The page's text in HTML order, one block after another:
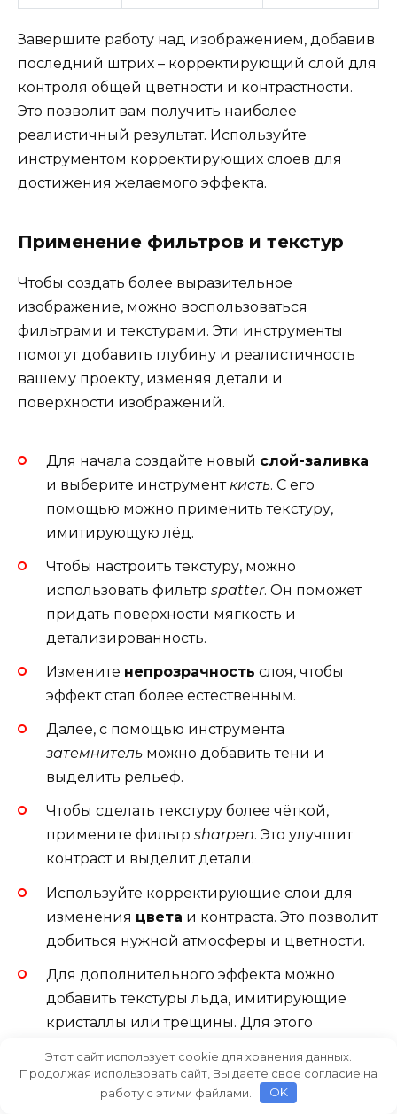
Завершите работу над изображением, добавив
последний штрих – корректирующий слой для
контроля общей цветности и контрастности.
Это позволит вам получить наиболее
реалистичный результат. Используйте
инструментом корректирующих слоев для
достижения желаемого эффекта.
Применение фильтров и текстур
Чтобы создать более выразительное
изображение, можно воспользоваться
фильтрами и текстурами. Эти инструменты
помогут добавить глубину и реалистичность
вашему проекту, изменяя детали и
поверхности изображений.
Для начала создайте новый слой-заливка
и выберите инструмент кисть. С его
помощью можно применить текстуру,
имитирующую лёд.
Чтобы настроить текстуру, можно
использовать фильтр spatter. Он поможет
придать поверхности мягкость и
детализированность.
Измените непрозрачность слоя, чтобы
эффект стал более естественным.
Далее, с помощью инструмента
затемнитель можно добавить тени и
выделить рельеф.
Чтобы сделать текстуру более чёткой,
примените фильтр sharpen. Это улучшит
контраст и выделит детали.
Используйте корректирующие слои для
изменения цвета и контраста. Это позволит
добиться нужной атмосферы и цветности.
Для дополнительного эффекта можно
добавить текстуры льда, имитирующие
кристаллы или трещины. Для этого
чтобы создать уникальный вид.
Этот сайт использует cookie для хранения данных.
Продолжая использовать сайт, Вы даете свое согласие на
работу с этими файлами.
OK